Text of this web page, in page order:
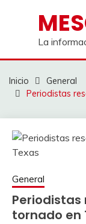
contenidoLa
Inicio
General
Periodistas
General
tornado en